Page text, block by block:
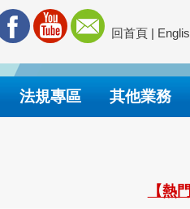
回首頁 |
法規專區 其他業務
【熱